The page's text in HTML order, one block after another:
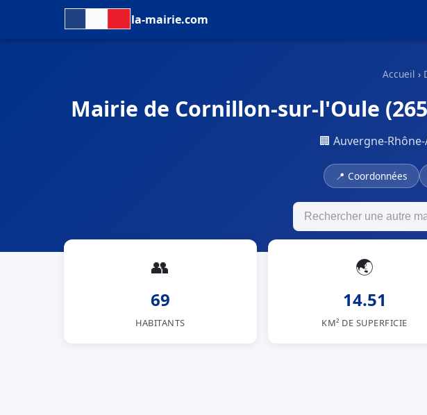
la-mairie.com
Accueil ›
Mairie de Cornillon-sur-l'Oule
🏢 Auvergne-
📍 Coordonnées
👥
69
HABITANTS
🌏
14.51
KM² DE SUPERFICIE